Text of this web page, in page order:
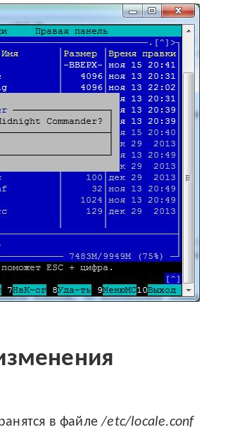
в файле/etc/locale.conf